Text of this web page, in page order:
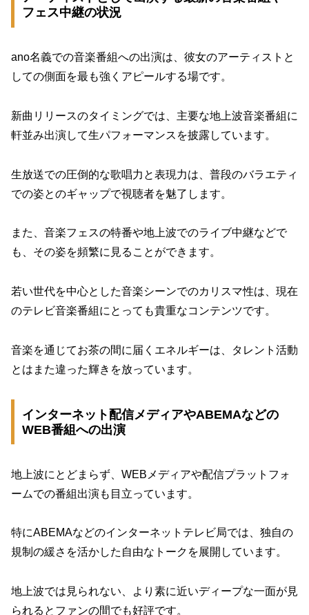
フェス中継の状況
ano名義での音楽番組への出演は、彼女のアーティストと
しての側面を最も強くアピールする場です。
新曲リリースのタイミングでは、主要な地上波音楽番組に
軒並み出演して生パフォーマンスを披露しています。
生放送での圧倒的な歌唱力と表現力は、普段のバラエティ
での姿とのギャップで視聴者を魅了します。
また、音楽フェスの特番や地上波でのライブ中継などで
も、その姿を頻繁に見ることができます。
若い世代を中心とした音楽シーンでのカリスマ性は、現在
のテレビ音楽番組にとっても貴重なコンテンツです。
音楽を通じてお茶の間に届くエネルギーは、タレント活動
とはまた違った輝きを放っています。
インターネット配信メディアやABEMAなどの
WEB番組への出演
地上波にとどまらず、WEBメディアや配信プラットフォ
ームでの番組出演も目立っています。
特にABEMAなどのインターネットテレビ局では、独自の
規制の緩さを活かした自由なトークを展開しています。
地上波では見られない、より素に近いディープな一面が見
られるとファンの間でも好評です。